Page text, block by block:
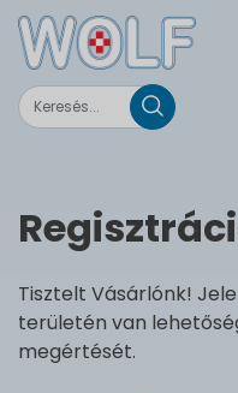
Tisztelt Vásárlónk!
területén van
megértését.